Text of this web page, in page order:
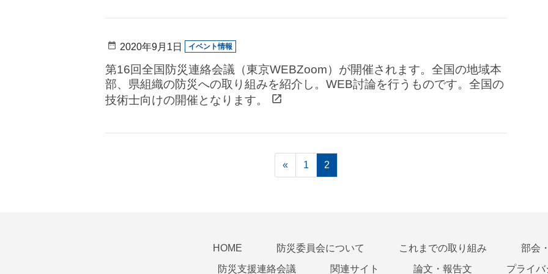
2020年9月1日 イベント情報
第16回全国防災連絡会議（東京WEBZoom）が開催されます。全国の地域本
部、県組織の防災への取り組みを紹介し。WEB討論を行うものです。全国の
技術士向けの開催となります。
« 1 2
HOME 防災委員会について これまでの取り組み
部会
防災支援連絡会議
関連サイト 論文・報告文 プライ